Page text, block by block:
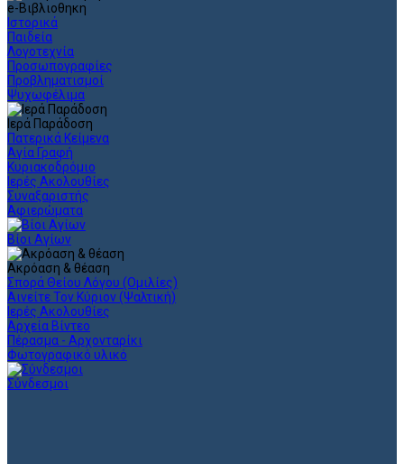
e-Βιβλιοθηκη
Ιστορικά
Παιδεία
Λογοτεχνία
Προσωπογραφίες
Προβληματισμοί
Ψυχωφέλιμα
Ιερά Παράδοση
Πατερικά Κείμενα
Αγία Γραφή
Κυριακοδρόμιο
Ιερές Ακολουθίες
Συναξαριστής
Αφιερώματα
Βίοι Αγίων
Ακρόαση & θέαση
Σπορά Θείου Λόγου (Ομιλίες)
Αινείτε Τον Κύριον (Ψαλτική)
Ιερές Ακολουθίες
Αρχεία Βίντεο
Πέρασμα - Αρχονταρίκι
Φωτογραφικό υλικό
Σύνδεσμοι